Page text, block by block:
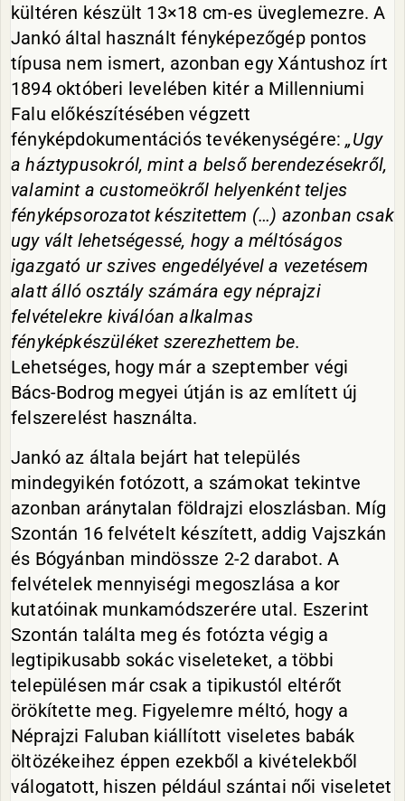
kültéren készült 13×18 cm-es üveglemezre. A
Jankó által használt fényképezőgép pontos
típusa nem ismert, azonban egy Xántushoz írt
1894 októberi levelében kitér a Millenniumi
Falu előkészítésében végzett
fényképdokumentációs tevékenységére:„Ugy
a háztypusokról, mint a belső berendezésekről,
valamint a customeökről helyenként teljes
fényképsorozatot készitettem (…) azonban csak
ugy vált lehetségessé, hogy a méltóságos
igazgató ur szives engedélyével a vezetésem
alatt álló osztály számára egy néprajzi
felvételekre kiválóan alkalmas
fényképkészüléket szerezhettem be.
Lehetséges, hogy már a szeptember végi
Bács-Bodrog megyei útján is az említett új
felszerelést használta.
Jankó az általa bejárt hat település
mindegyikén fotózott, a számokat tekintve
azonban aránytalan földrajzi eloszlásban. Míg
Szontán 16 felvételt készített, addig Vajszkán
és Bógyánban mindössze 2-2 darabot. A
felvételek mennyiségi megoszlása a kor
kutatóinak munkamódszerére utal. Eszerint
Szontán találta meg és fotózta végig a
legtipikusabb sokác viseleteket, a többi
településen már csak a tipikustól eltérőt
örökítette meg. Figyelemre méltó, hogy a
Néprajzi Faluban kiállított viseletes babák
öltözékeihez éppen ezekből a kivételekből
válogatott, hiszen például szántai női viseletet